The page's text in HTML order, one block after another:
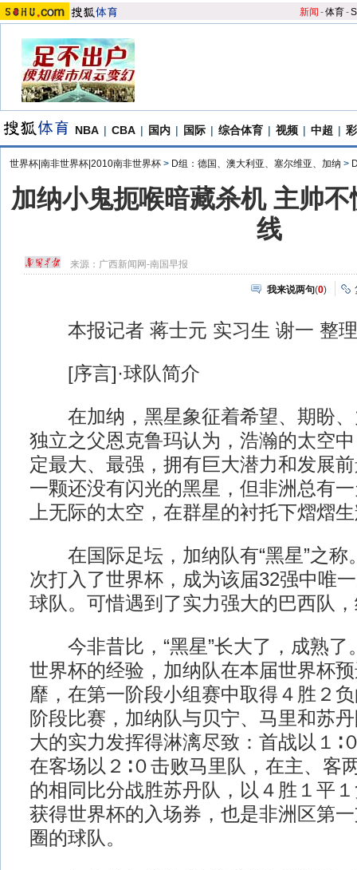
新闻 -体育-S
NBA | CBA | 国内 | 国际 | 综合体育 | 视频 | 中超 |
世界杯|南非世界杯|2010南非世界杯 > D组：德国、澳大利亚、塞尔维亚、加纳 >
加纳小鬼扼喉暗藏杀机 主帅
线
来源： 广西新闻网-南国早报
我来说两句(0)
本报记者 蒋士元 实习生 谢一 整
[序言]·球队简介
在加纳，黑星象征着希望、期盼、
独立之父恩克鲁玛认为，浩瀚的太空
定最大、最强，拥有巨大潜力和发展
一颗还没有闪光的黑星，但非洲总有
上无际的太空，在群星的衬托下熠熠
在国际足坛，加纳队有“黑星”之称
次打入了世界杯，成为该届32强中唯
球队。可惜遇到了实力强大的巴西队
今非昔比，“黑星”长大了，成熟了
世界杯的经验，加纳队在本届世界杯
靡，在第一阶段小组赛中取得４胜２
阶段比赛，加纳队与贝宁、马里和苏
大的实力发挥得淋漓尽致：首战以１∶
在客场以２∶０击败马里队，在主、客
的相同比分战胜苏丹队，以４胜１平
获得世界杯的入场券，也是非洲区第
圈的球队。